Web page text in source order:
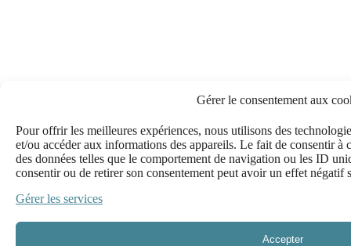
Gérer le consentement aux
Pour offrir les meilleures expériences, nous utilisons des
et/ou accéder aux informations des appareils. Le fait de consentir à
des données telles que le comportement de navigation ou les ID
consentir ou de retirer son consentement peut avoir un effet négatif
Gérer les services
Accepter